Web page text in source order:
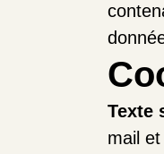
Texte
mail